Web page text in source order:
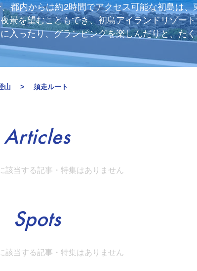
都内からは約2時間でアクセス可能な初島は
景を望むこともでき、初島アイランドリゾー
入ったり、グランピングを楽しんだりと、た
山 須走ルート
Articles
該当する記事・特集はありません
Spots
該当する記事・特集はありません